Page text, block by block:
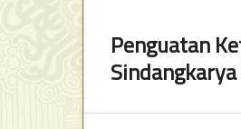
Penguatan